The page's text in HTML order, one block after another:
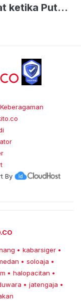
ketika Putus
By
• kabarsiger •
• soloaja •
• halopacitan •
• jatengaja •